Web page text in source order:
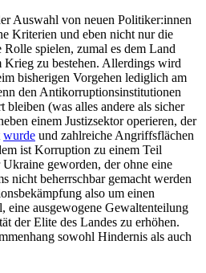
Auswahl von neuen Politiker:innen
Kriterien und eben nicht nur die
spie­len, zumal es dem Land
Krieg zu bestehen. Aller­dings wird
bisherigen Vorgehen lediglich am
den Antikorrup­tionsinstitutionen
bleiben (was alles andere als sicher
einem Justiz­sektor operieren, der
wurde und zahlreiche Angriffsflächen
ist Korruption zu einem Teil
geworden, der ohne eine
nicht beherrschbar gemacht werden
also um einen
eine ausgewogene Gewaltenteilung
der Elite des Landes zu erhöhen.
sowohl Hindernis als auch